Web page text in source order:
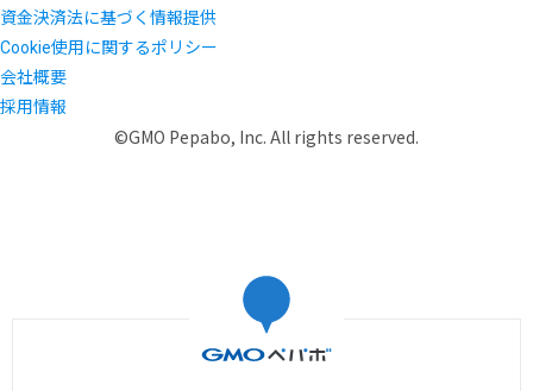
資金決済法に基づく情報提供
Cookie使用に関するポリシー
会社概要
採用情報
©GMO Pepabo, Inc. All rights reserved.